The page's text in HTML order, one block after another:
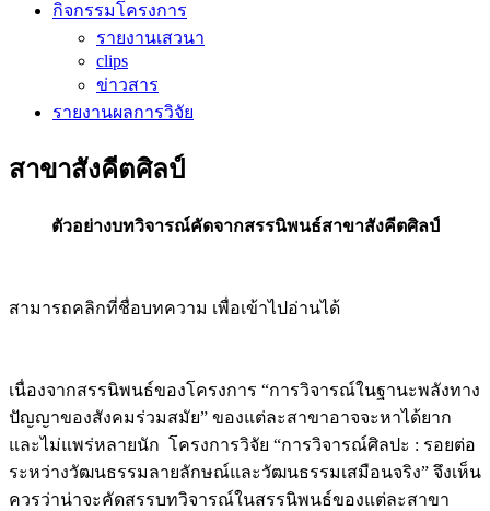
กิจกรรมโครงการ
รายงานเสวนา
clips
ข่าวสาร
รายงานผลการวิจัย
สาขาสังคีตศิลป์
ตัวอย่างบทวิจารณ์คัดจากสรรนิพนธ์สาขาสังคีตศิลป์
สามารถคลิกที่ชื่อบทความ เพื่อเข้าไปอ่านได้
เนื่องจากสรรนิพนธ์ของโครงการ “การวิจารณ์ในฐานะพลังทาง
ปัญญาของสังคมร่วมสมัย” ของแต่ละสาขาอาจจะหาได้ยาก
และไม่แพร่หลายนัก โครงการวิจัย “การวิจารณ์ศิลปะ : รอยต่อ
ระหว่างวัฒนธรรมลายลักษณ์และวัฒนธรรมเสมือนจริง” จึงเห็น
ควรว่าน่าจะคัดสรรบทวิจารณ์ในสรรนิพนธ์ของแต่ละสาขา